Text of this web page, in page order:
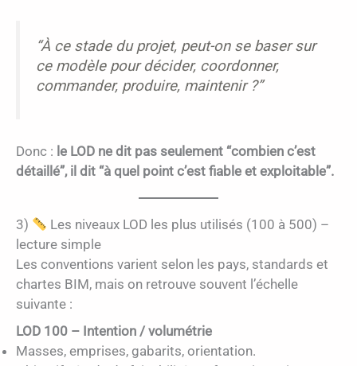
“À ce stade du projet, peut-on se baser sur
ce modèle pour décider, coordonner,
commander, produire, maintenir ?”
Donc : le LOD ne dit pas seulement “combien c’est
détaillé”, il dit “à quel point c’est fiable et exploitable”.
3)
Les niveaux LOD les plus utilisés (100 à 500) –
lecture simple
Les conventions varient selon les pays, standards et
chartes BIM, mais on retrouve souvent l’échelle
suivante :
LOD 100 – Intention / volumétrie
Masses, emprises, gabarits, orientation.